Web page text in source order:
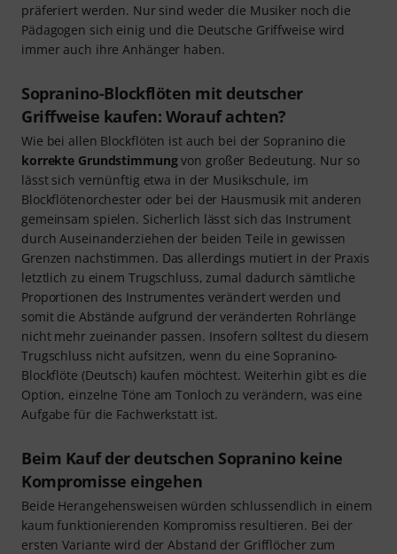
präferiert werden. Nur sind weder die Musiker noch die
Pädagogen sich einig und die Deutsche Griffweise wird
immer auch ihre Anhänger haben.
Sopranino-Blockflöten mit deutscher
Griffweise kaufen: Worauf achten?
Wie bei allen Blockflöten ist auch bei der Sopranino die
korrekte Grundstimmungvon großer Bedeutung. Nur so
lässt sich vernünftig etwa in der Musikschule, im
Blockflötenorchester oder bei der Hausmusik mit anderen
gemeinsam spielen. Sicherlich lässt sich das Instrument
durch Auseinanderziehen der beiden Teile in gewissen
Grenzen nachstimmen. Das allerdings mutiert in der Praxis
letztlich zu einem Trugschluss, zumal dadurch sämtliche
Proportionen des Instrumentes verändert werden und
somit die Abstände aufgrund der veränderten Rohrlänge
nicht mehr zueinander passen. Insofern solltest du diesem
Trugschluss nicht aufsitzen, wenn du eine Sopranino-
Blockflöte (Deutsch) kaufen möchtest. Weiterhin gibt es die
Option, einzelne Töne am Tonloch zu verändern, was eine
Aufgabe für die Fachwerkstatt ist.
Beim Kauf der deutschen Sopranino keine
Kompromisse eingehen
Beide Herangehensweisen würden schlussendlich in einem
kaum funktionierenden Kompromiss resultieren. Bei der
ersten Variante wird der Abstand der Grifflöcher zum